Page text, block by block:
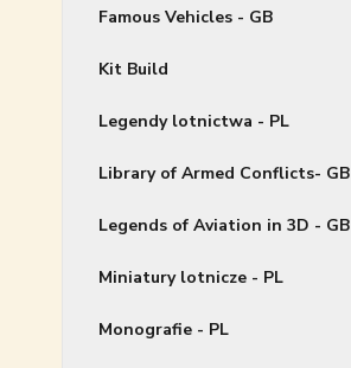
Famous Vehicles - GB
Kit Build
Legendy lotnictwa - PL
Library of Armed Conflicts- GB
Legends of Aviation in 3D - GB
Miniatury lotnicze - PL
Monografie - PL